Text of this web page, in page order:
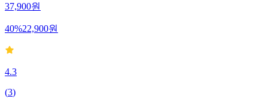
37,900원
40%22,900원
4.3
(3)